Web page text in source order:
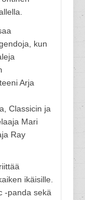
kun
Arja
Classicin ja
Mari
Ray
ikäisille.
-panda sekä